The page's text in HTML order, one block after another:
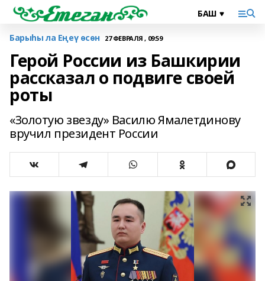
Барыһы ла Еңеү өсөн 27 ФЕВРАЛЯ , 09:59
Герой России из Башкирии
рассказал о подвиге своей
роты
«Золотую звезду» Василю Ямалетдинову
вручил президент России